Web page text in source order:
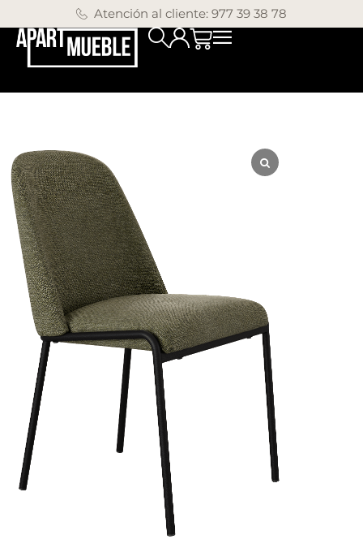
Atención al cliente: 977 39 38 78